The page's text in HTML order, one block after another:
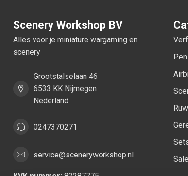
Scenery Workshop BV
Alles voor je miniature wargaming en
scenery
Grootstalselaan 46
6533 KK Nijmegen
Nederland
0247370271
service@sceneryworkshop.nl
Verf
Sale